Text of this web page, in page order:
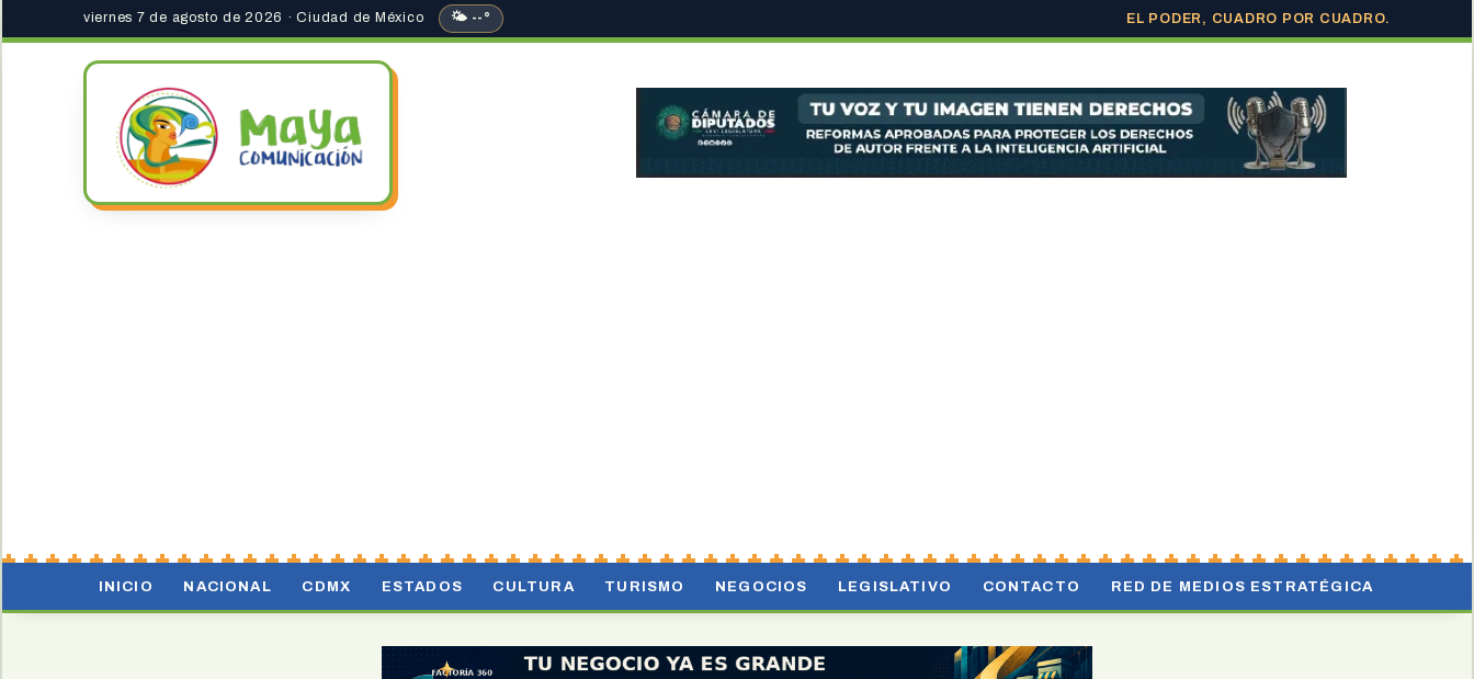
viernes 7 de agosto de 2026 · Ciudad de México 🌤 --° EL PODER, CUADRO POR CUADRO.
INICIO NACIONAL CDMX ESTADOS CULTURA TURISMO NEGOCIOS LEGISLATIVO CONTACTO RED DE MEDIOS ESTRATÉGICA